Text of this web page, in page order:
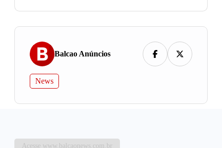
Balcao Anúncios
News
Acesse www.balcaonews.com.br